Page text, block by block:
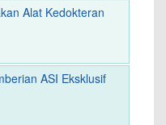
Alat Kedokteran
ASI Eksklusif